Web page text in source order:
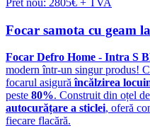
Focar samota cu geam
Focar Defro Home - Intra S
modern într-un singur produs!
focarul asigurăîncălzirea
peste 80%. Construit din oțel
autocurățare a sticlei, oferă
fiecare flacără.